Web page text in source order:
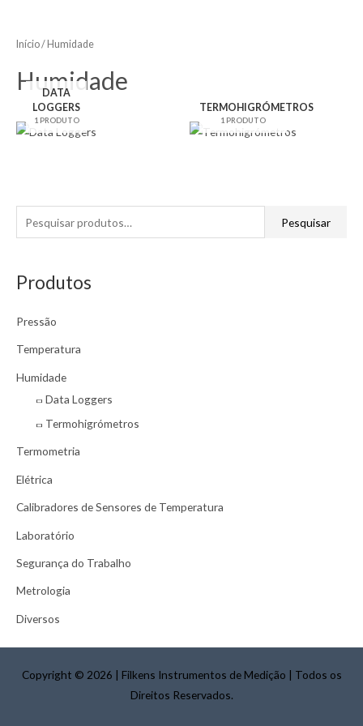
e
q
i
s
r
:
Pesquisar
Produtos
Pressão
Temperatura
Humidade
Data Loggers
Termohigrómetros
Termometria
Elétrica
Calibradores de Sensores de Temperatura
Laboratório
Segurança do Trabalho
Metrologia
Diversos
Início/ Humidade
Humidade
DATA
LOGGERS
1 PRODUTO
TERMOHIGRÓMETROS
1 PRODUTO
Copyright © 2026 | Filkens Instrumentos de Medição | Todos os
Direitos Reservados.